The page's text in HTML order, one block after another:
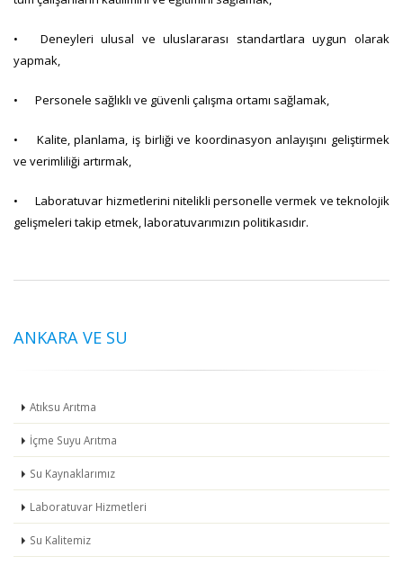
•
Deneyleri ulusal ve uluslararası standartlara uygun olarak
yapmak,
• Personele sağlıklı ve güvenli çalışma ortamı sağlamak,
•
Kalite, planlama, iş birliği ve koordinasyon anlayışını geliştirmek
ve verimliliği artırmak,
•
Laboratuvar hizmetlerini nitelikli personelle vermek ve teknolojik
gelişmeleri takip etmek, laboratuvarımızın politikasıdır.
ANKARA VE SU
Atıksu Arıtma
İçme Suyu Arıtma
Su Kaynaklarımız
Laboratuvar Hizmetleri
Su Kalitemiz